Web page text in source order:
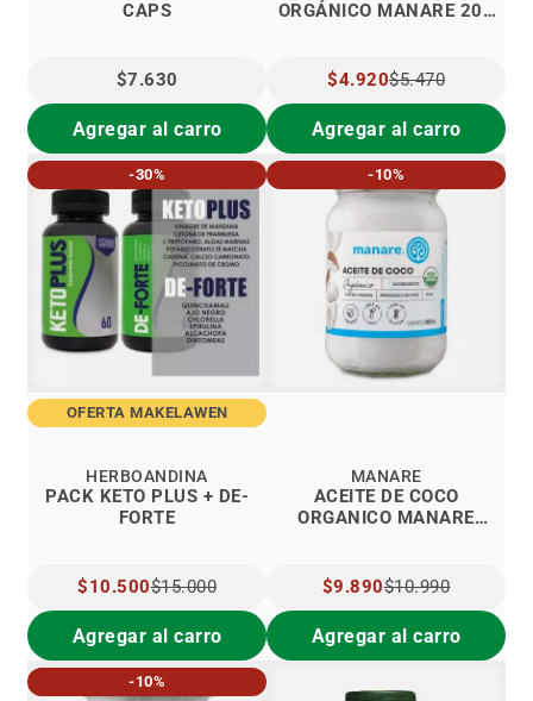
CAPS
$7.630
Agregar al carro
ORGÁNICO MANARE 200
PRECIO
ESPECIAL
$4.920$5.470
Agregar al carro
-30%
OFERTA MAKELAWEN
PACK KETO PLUS + DE-
FORTE
HERBOANDINA
PRECIO
ESPECIAL
$10.500$15.000
Agregar al carro
-10%
ACEITE DE COCO
ORGANICO MANARE
MANARE
PRECIO
ESPECIAL
$9.890$10.990
Agregar al carro
-10%